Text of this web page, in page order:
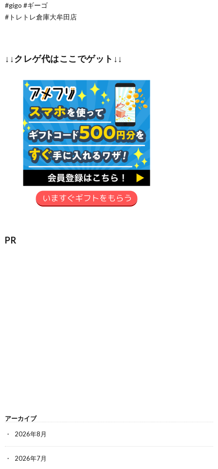
#gigo #ギーゴ
#トレトレ倉庫大牟田店
↓↓クレゲ代はここでゲット↓↓
PR
アーカイブ
2026年8月
2026年7月